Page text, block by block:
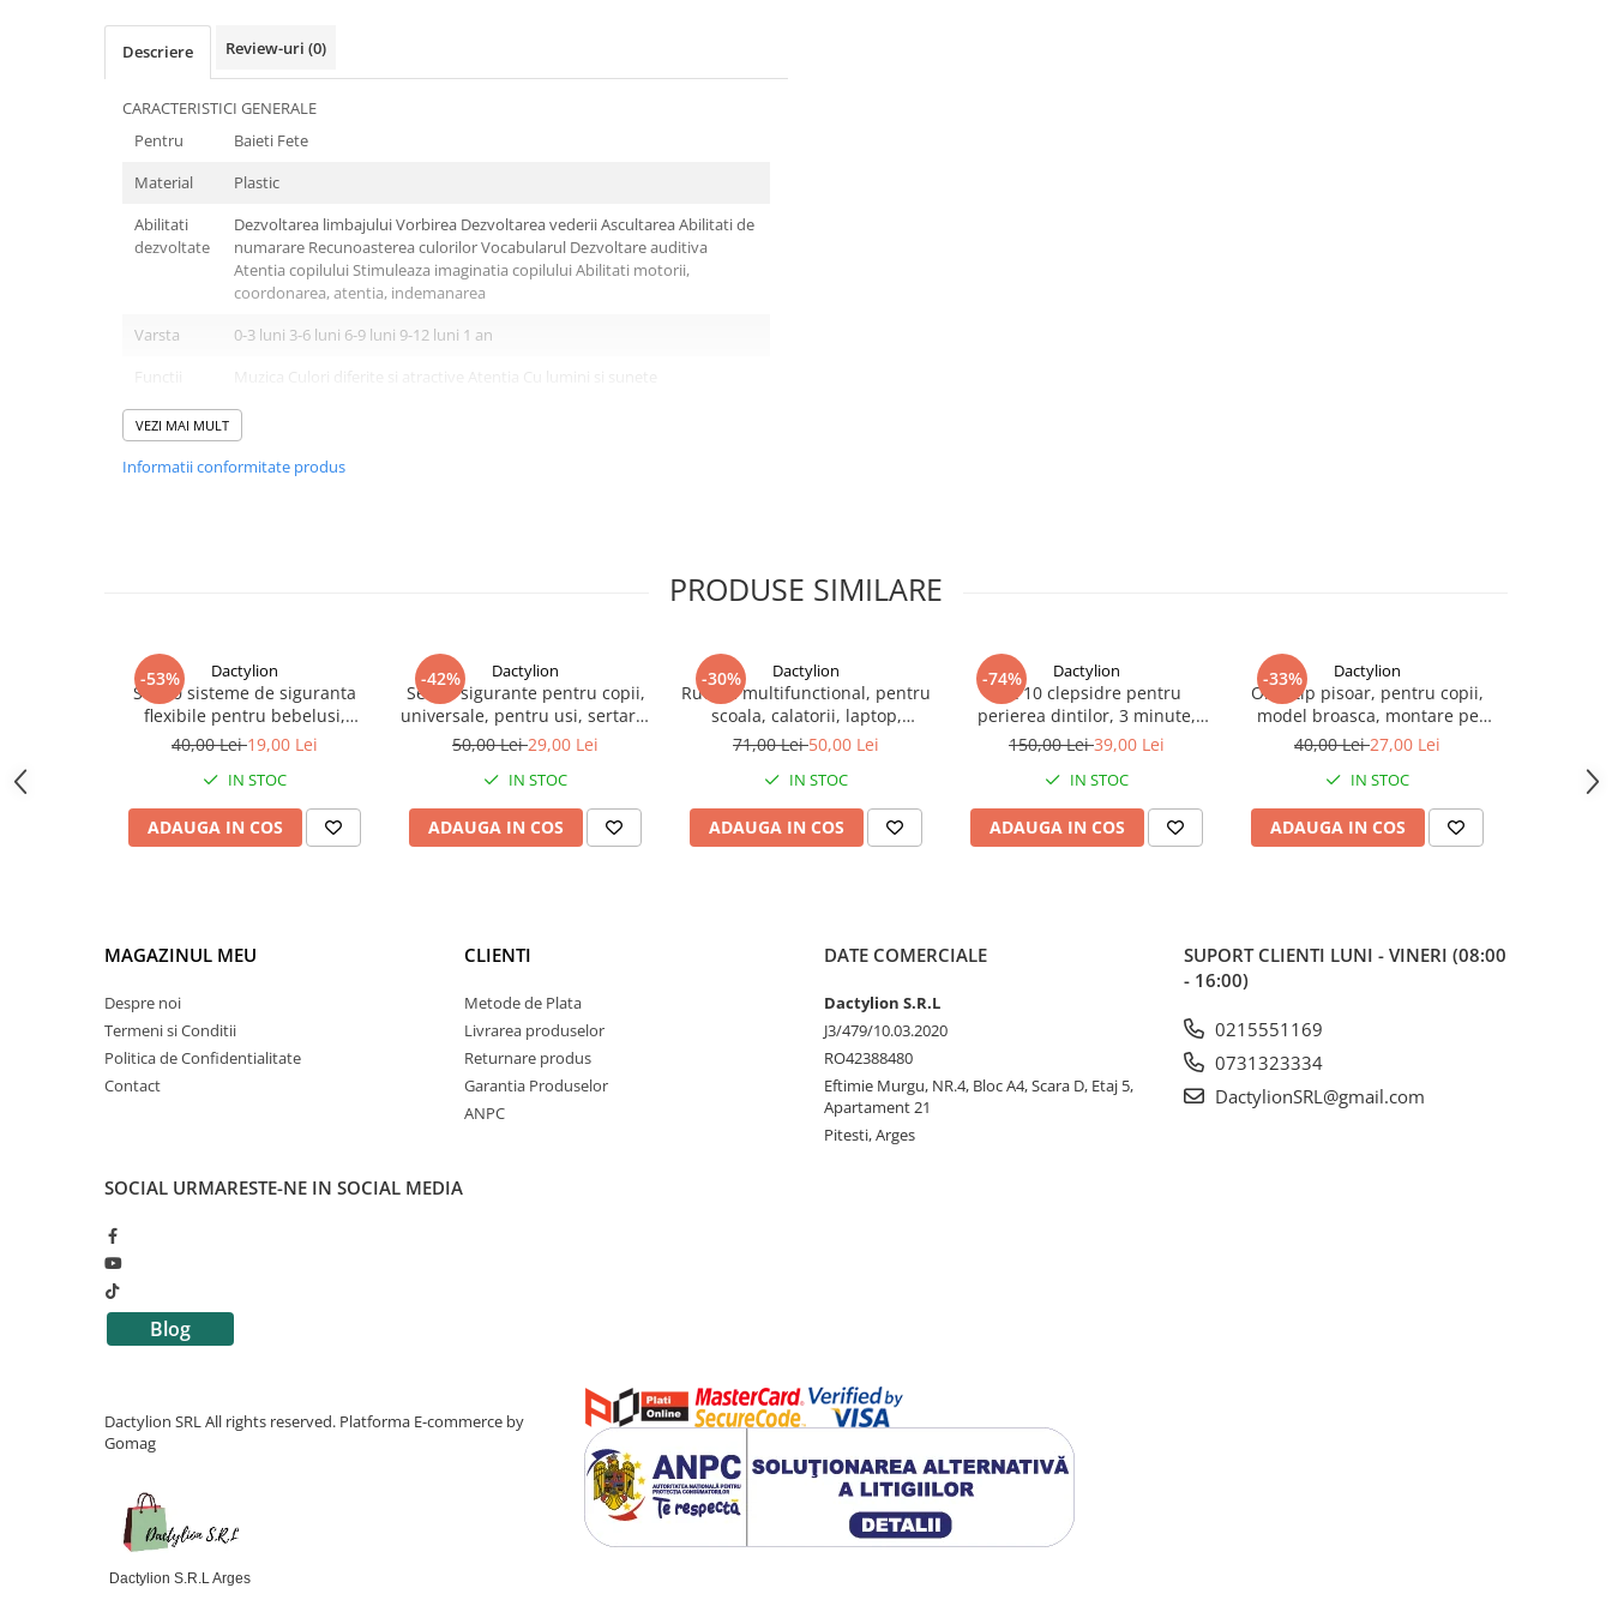
Descriere Review-uri (0)
CARACTERISTICI GENERALE
Pentru
Baieti Fete
Material
Plastic
Abilitati
dezvoltate
Dezvoltarea limbajului Vorbirea Dezvoltarea vederii Ascultarea Abilitati de
numarare Recunoasterea culorilor Vocabularul Dezvoltare auditiva
Atentia copilului Stimuleaza imaginatia copilului Abilitati motorii,
coordonarea, atentia, indemanarea
Varsta
0-3 luni 3-6 luni 6-9 luni 9-12 luni 1 an
Functii
Muzica Culori diferite si atractive Atentia Cu lumini si sunete
Continut
pachet
1 Carusel
VEZI MAI MULT
Informatii conformitate produs
PRODUSE SIMILARE
-53% Dactylion
Set 10 sisteme de siguranta
flexibile pentru bebelusi,
blocare usi si sertare - Alb
40,00 Lei19,00 Lei
IN STOC
ADAUGA IN COS
-42% Dactylion
Set 10 sigurante pentru copii,
universale, pentru usi, sertare,
dulapuri, plastic, 9 cm, alb
50,00 Lei29,00 Lei
IN STOC
ADAUGA IN COS
-30% Dactylion
Rucsac multifunctional, pentru
scoala, calatorii, laptop,
nailon/poliester, durabil,
15 x 45 cm, negru
71,00 Lei50,00 Lei
IN STOC
ADAUGA IN COS
-74% Dactylion
Set 10 clepsidre pentru
perierea dintilor, 3 minute,
multicolor
150,00 Lei39,00 Lei
IN STOC
ADAUGA IN COS
-33% Dactylion
Olita tip pisoar, pentru copii,
model broasca, montare pe
perete prin ventuze, plastic PP,
albastru/galben
40,00 Lei27,00 Lei
IN STOC
ADAUGA IN COS
MAGAZINUL MEU
Despre noi
Termeni si Conditii
Politica de Confidentialitate
Contact
CLIENTI
Metode de Plata
Livrarea produselor
Returnare produs
Garantia Produselor
ANPC
DATE COMERCIALE
Dactylion S.R.L
J3/479/10.03.2020
RO42388480
Eftimie Murgu, NR.4, Bloc A4, Scara D, Etaj 5,
Apartament 21
Pitesti, Arges
SUPORT CLIENTI LUNI - VINERI (08:00
- 16:00)
0215551169
0731323334
DactylionSRL@gmail.com
SOCIAL URMARESTE-NE IN SOCIAL MEDIA
Blog
Dactylion SRL All rights reserved. Platforma E-commerce by
Gomag
Dactylion S.R.L Arges